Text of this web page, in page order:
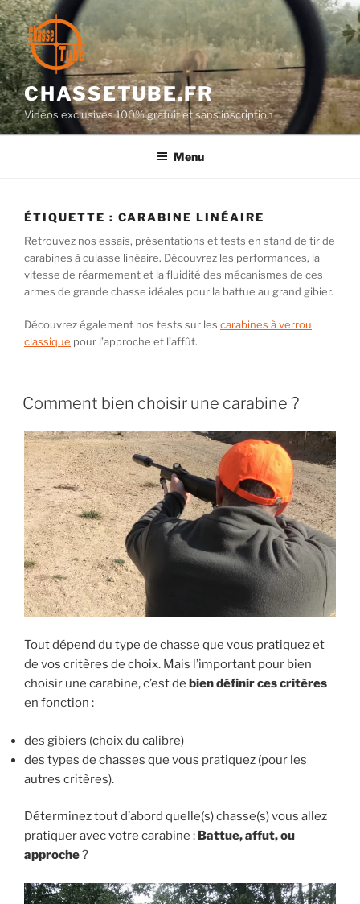
Aller
au
contenu
principal
CHASSETUBE.FR
Vidéos exclusives 100% gratuit et sans inscription
Menu
ÉTIQUETTE : CARABINE LINÉAIRE
Retrouvez nos essais, présentations et tests en stand de tir de
carabines à culasse linéaire. Découvrez les performances, la
vitesse de réarmement et la fluidité des mécanismes de ces
armes de grande chasse idéales pour la battue au grand gibier.
Découvrez également nos tests sur les carabines à verrou
classique pour l’approche et l’affût.
PUBLIÉ
LE
Comment bien choisir une carabine ?
Tout dépend du type de chasse que vous pratiquez et
de vos critères de choix. Mais l’important pour bien
choisir une carabine, c’est de bien définir ces critères
en fonction :
des gibiers (choix du calibre)
des types de chasses que vous pratiquez (pour les
autres critères).
Déterminez tout d’abord quelle(s) chasse(s) vous allez
pratiquer avec votre carabine : Battue, affut, ou
approche?